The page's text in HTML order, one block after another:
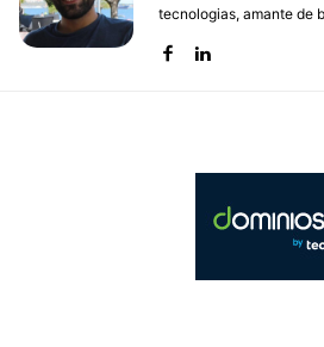
tecnologias, amante de